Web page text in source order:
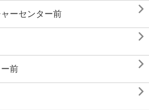
ーセンター前 

前 
